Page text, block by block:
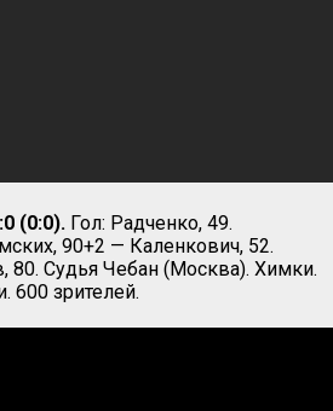
(0:0). Гол: Радченко, 49.
90+2 — Каленкович, 52.
80. Судья Чебан (Москва). Химки.
600 зрителей.